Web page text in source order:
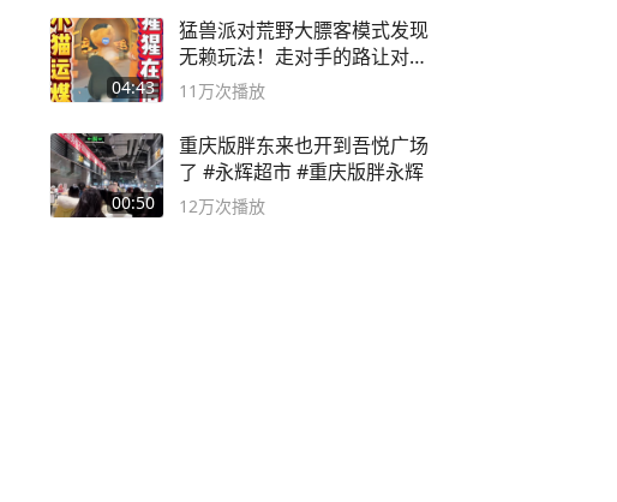
04:43
猛兽派对荒野大膘客模式发现
无赖玩法！走对手的路让对手
无路可走
11万次播放
00:50
重庆版胖东来也开到吾悦广场
了 #永辉超市 #重庆版胖永辉
12万次播放